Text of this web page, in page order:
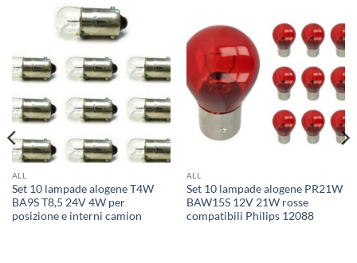
ALL
Set 10 lampade alogene T4W
BA9S T8,5 24V 4W per
posizione e interni camion
ALL
Set 10 lampade alogene PR21W
BAW15S 12V 21W rosse
compatibili Philips 12088